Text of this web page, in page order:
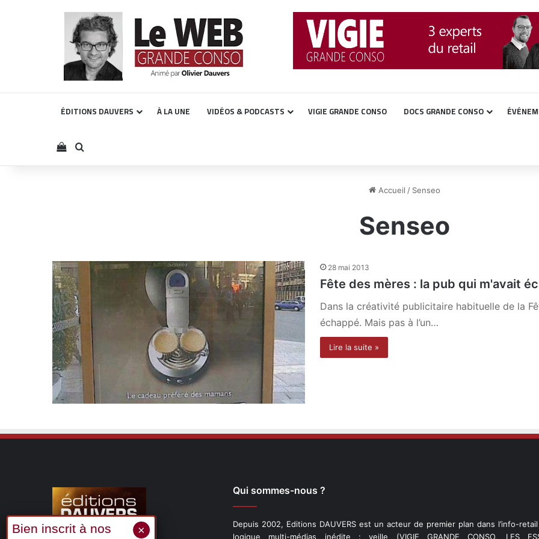
ÉDITIONS DAUVERS À LA UNE VIDÉOS & PODCASTS VIGIE GRANDE CONSO DOCS GRANDE CONSO
Voir votre panier
Rechercher
Accueil / Senseo
Senseo
28 mai 2013
Fête des mères : la pub qui m'avait
Dans la créativité publicitaire habituelle de la
échappé. Mais pas à l’un…
Lire la suite »
Qui sommes-nous ?
Depuis 2002, Editions DAUVERS est un acteur de premier plan dans l’info-
logique multi-médias inédite : veille (VIGIE GRANDE CONSO, LES